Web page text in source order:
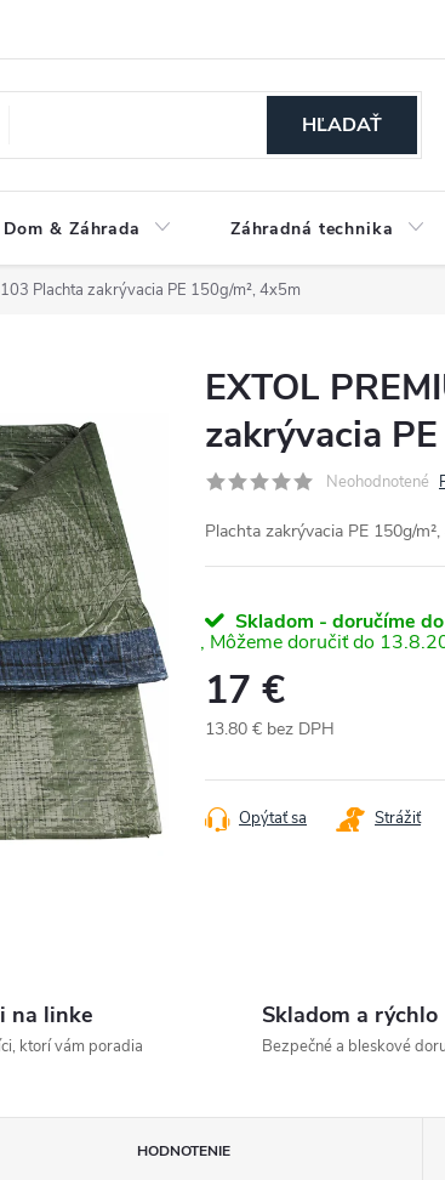
HĽADAŤ
Dom & Záhrada Záhradná technika
Plachta zakrývacia PE 150g/m², 4x5m
EXTOL
zakrývacia
Neohodnotené
Plachta zakrývacia PE 150g/
Skladom - doručíme
17 €
13.80 € bez DPH
cena:
Opýtať sa Strážiť
na linke
ktorí vám poradia
Skladom a rýchlo
Bezpečné a bleskové
HODNOTENIE